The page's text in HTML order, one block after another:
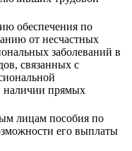
обеспечения по
от несчастных
заболеваний в
связанных с
наличии прямых
лицам пособия по
его выплаты